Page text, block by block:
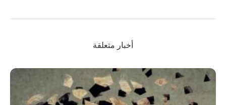
أخبار متعلقة